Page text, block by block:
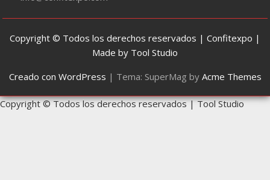
Copyright © Todos los derechos reservados | Confitexpo |
Made by Tool Studio
Creado con WordPress | Tema: SuperMag by Acme Themes
Copyright © Todos los derechos reservados | Tool Studio